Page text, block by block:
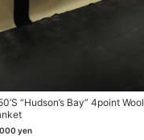
“Hudson’s Bay” 4point Wool
yen